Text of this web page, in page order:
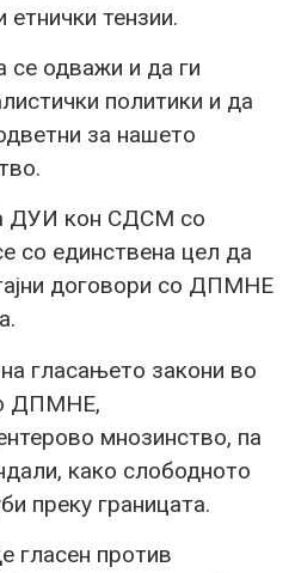
тензии.
одважи и да ги
политики и да
за нашето
ДУИ кон СДСМ со
со единствена цел да
договори со ДПМНЕ
гласањето закони во
ДПМНЕ,
мнозинство, па
како слободното
преку границата.
гласен против